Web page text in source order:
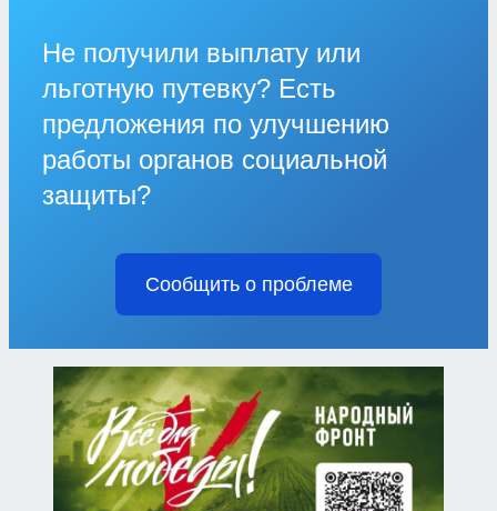
Не получили выплату или
льготную путевку? Есть
предложения по улучшению
работы органов социальной
защиты?
Сообщить о проблеме